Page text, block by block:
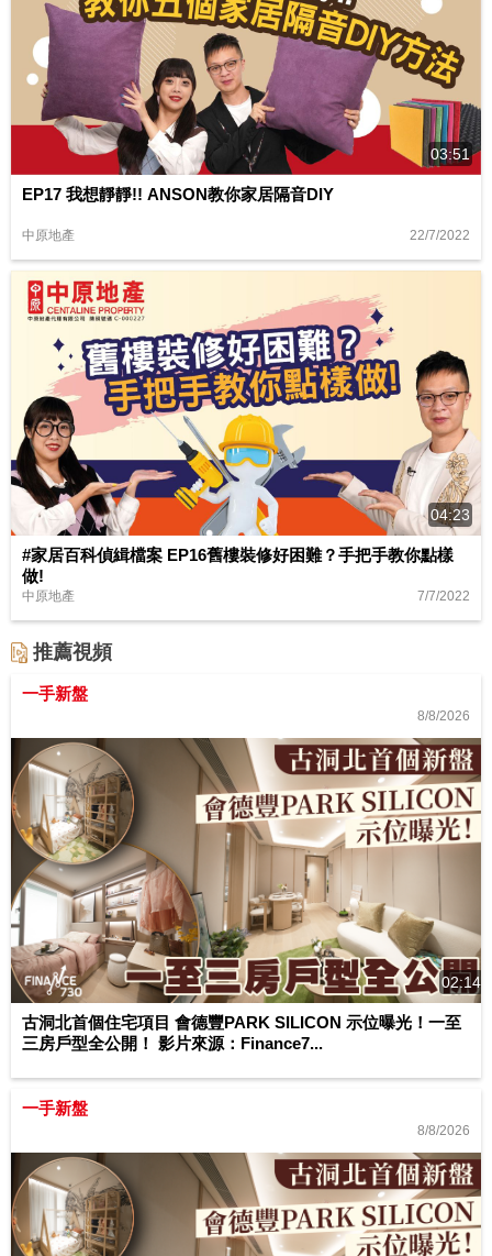
03:51
EP17 我想靜靜!! ANSON教你家居隔音DIY
中原地產 22/7/2022
04:23
#家居百科偵緝檔案 EP16舊樓裝修好困難？手把手教你點樣
做!
中原地產 7/7/2022
推薦視頻
一手新盤
8/8/2026
02:14
古洞北首個住宅項目 會德豐PARK SILICON 示位曝光！一至
三房戶型全公開！ 影片來源：Finance7...
一手新盤
8/8/2026